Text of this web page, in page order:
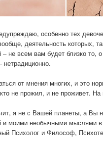
особенно тех
деятельность которых,
не всем вам будет близко то,
нетрадиционно.
от мнения многих, и это
не прожил, и не проживет.
я не с Вашей планеты, а Вы
и моими необычными мыслями
Психолог и Философ,